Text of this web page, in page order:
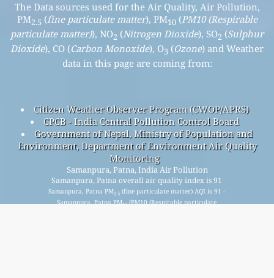
The Data sources used for the Air Quality, Air Pollution,
PM2.5 (fine particulate matter), PM10(PM10 (Respirable
particulate matter)), NO2 (Nitrogen Dioxide), SO2 (Sulphur
Dioxide), CO (Carbon Monoxide), O3 (Ozone) and Weather
data in this page are coming from:
Citizen Weather Observer Program (CWOP/APRS)
CPCB - India Central Pollution Control Board
Government of Nepal, Ministry of Population and
Environment, Department of Environment Air Quality
Monitoring
Samanpura, Patna, India Air Pollution
Samanpura, Patna overall air quality index is 91
Samanpura, Patna PM2.5 (fine particulate matter) AQI is 91 -
Samanpura, Patna PM10(PM10 (Respirable particulate